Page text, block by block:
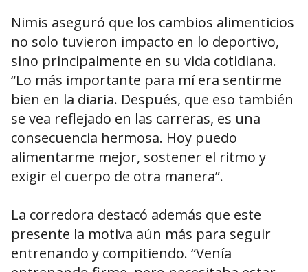
Nimis aseguró que los cambios alimenticios
no solo tuvieron impacto en lo deportivo,
sino principalmente en su vida cotidiana.
“Lo más importante para mí era sentirme
bien en la diaria. Después, que eso también
se vea reflejado en las carreras, es una
consecuencia hermosa. Hoy puedo
alimentarme mejor, sostener el ritmo y
exigir el cuerpo de otra manera”.
La corredora destacó además que este
presente la motiva aún más para seguir
entrenando y compitiendo. “Venía